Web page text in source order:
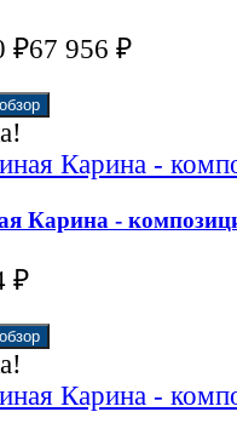
₽67 956 ₽
Карина -
₽